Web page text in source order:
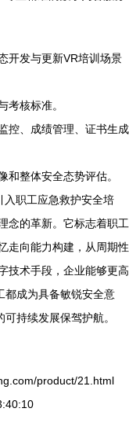
开发与更新VR培训场景
考核标准。
控、成绩管理、证书生成
整体安全态势评估。
入职工应急救护安全培
念的革新。它标志着职工
走向能力构建，从周期性
技术手段，企业能够更高
都成为具备敏锐安全意
持续发展保驾护航。
product/21.html